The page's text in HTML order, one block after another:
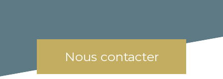
Nous contacter